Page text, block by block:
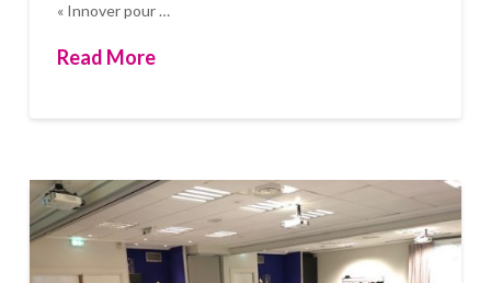
« Innover pour …
Read More